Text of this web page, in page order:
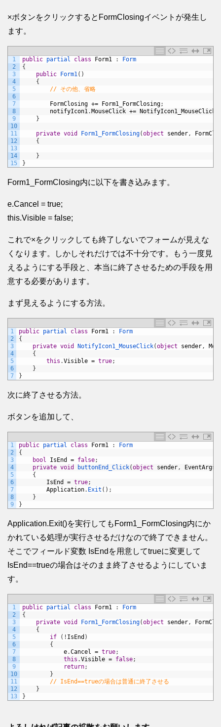
×ボタンをクリックするとFormClosingイベントが発生し
ます。
1
2
3
4
5
6
7
8
9
10
11
12
13
14
15
public partial class Form1 :
Form
{
public
Form1( )
{
// その他、省略
FormClosing += Form1_FormClosing;
notifyIcon1. MouseClick += NotifyIcon1_MouseClick
}
private void Form1_FormClosing(object sender,
{
}
}
Form1_FormClosing内に以下を書き込みます。
e.Cancel = true;
this.Visible = false;
これで×をクリックしても終了しないでフォームが見えな
くなります。しかしそれだけでは不十分です。もう一度見
えるようにする手段と、本当に終了させるための手段を用
意する必要があります。
まず見えるようにする方法。
1
2
3
4
5
6
7
public partial class Form1 :
Form
{
private void NotifyIcon1_MouseClick(object sender,
{
this .Visible = true;
}
}
次に終了させる方法。
ボタンを追加して、
1
2
3
4
5
6
7
8
9
public partial class Form1 :
Form
{
bool
IsEnd = false;
private void buttonEnd_Click(object sender, EventArgs
{
IsEnd
= true;
Application. Exit ( ) ;
}
}
Application.Exit()を実行してもForm1_FormClosing内にか
かれている処理が実行させるだけなので終了できません。
そこでフィールド変数 IsEndを用意してtrueに変更して
IsEnd==trueの場合はそのまま終了させるようにしていま
す。
1
2
3
4
5
6
7
8
9
10
11
12
13
public partial class Form1 :
Form
{
private void Form1_FormClosing(object sender,
{
if
( ! IsEnd )
{
e.Cancel = true;
this .Visible = false;
return;
}
// IsEnd==trueの場合は普通に終了させる
}
}